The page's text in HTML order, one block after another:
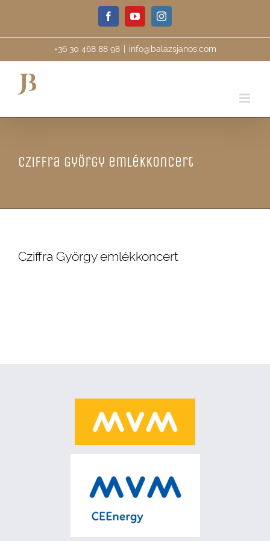
content
FacebookYouTubeInstagram
+36 30 468 88 98 info@balazsjanos.com
Cziffra György emlékkoncert
Cziffra György emlékkoncert